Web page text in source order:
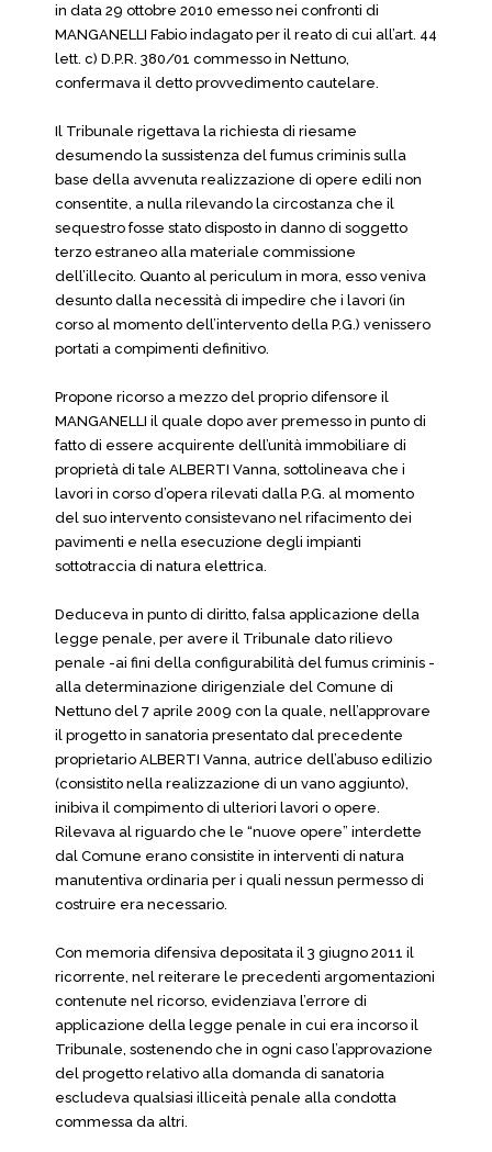
in data 29 ottobre 2010 emesso nei confronti di
MANGANELLI Fabio indagato per il reato di cui all’art. 44
lett. c) D.P.R. 380/01 commesso in Nettuno,
confermava il detto provvedimento cautelare.
Il Tribunale rigettava la richiesta di riesame
desumendo la sussistenza del fumus criminis sulla
base della avvenuta realizzazione di opere edili non
consentite, a nulla rilevando la circostanza che il
sequestro fosse stato disposto in danno di soggetto
terzo estraneo alla materiale commissione
dell’illecito. Quanto al periculum in mora, esso veniva
desunto dalla necessità di impedire che i lavori (in
corso al momento dell’intervento della P.G.) venissero
portati a compimenti definitivo.
Propone ricorso a mezzo del proprio difensore il
MANGANELLI il quale dopo aver premesso in punto di
fatto di essere acquirente dell’unità immobiliare di
proprietà di tale ALBERTI Vanna, sottolineava che i
lavori in corso d’opera rilevati dalla P.G. al momento
del suo intervento consistevano nel rifacimento dei
pavimenti e nella esecuzione degli impianti
sottotraccia di natura elettrica.
Deduceva in punto di diritto, falsa applicazione della
legge penale, per avere il Tribunale dato rilievo
penale -ai fini della configurabilità del fumus criminis -
alla determinazione dirigenziale del Comune di
Nettuno del 7 aprile 2009 con la quale, nell’approvare
il progetto in sanatoria presentato dal precedente
proprietario ALBERTI Vanna, autrice dell’abuso edilizio
(consistito nella realizzazione di un vano aggiunto),
inibiva il compimento di ulteriori lavori o opere.
Rilevava al riguardo che le “nuove opere” interdette
dal Comune erano consistite in interventi di natura
manutentiva ordinaria per i quali nessun permesso di
costruire era necessario.
Con memoria difensiva depositata il 3 giugno 2011 il
ricorrente, nel reiterare le precedenti argomentazioni
contenute nel ricorso, evidenziava l’errore di
applicazione della legge penale in cui era incorso il
Tribunale, sostenendo che in ogni caso l’approvazione
del progetto relativo alla domanda di sanatoria
escludeva qualsiasi illiceità penale alla condotta
commessa da altri.